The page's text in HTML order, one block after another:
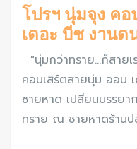
โปรฯ นุ่มจุง ค
เดอะ บีช งานด
"นุ่มกว่าทราย...ก็สาย
คอนเสิร์ตสายนุ่ม ออน
ชายหาด เปลี่ยนบรรยา
ทราย ณ ชายหาดร้านป